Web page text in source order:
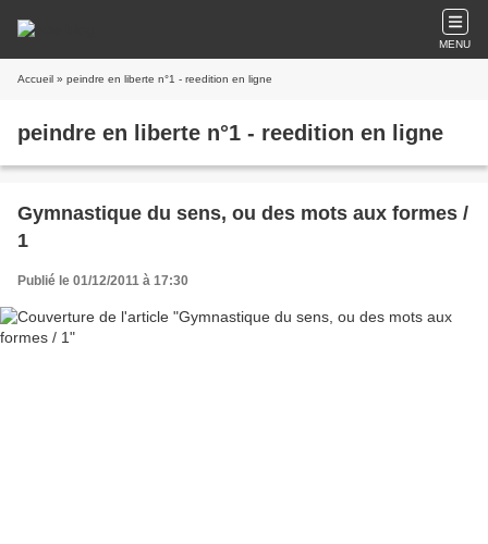
MENU
Accueil » peindre en liberte n°1 - reedition en ligne
peindre en liberte n°1 - reedition en ligne
Gymnastique du sens, ou des mots aux formes /
1
Publié le 01/12/2011 à 17:30